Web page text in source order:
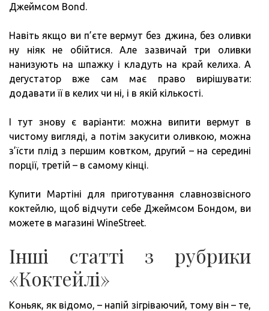
Джеймсом Bond.
Навіть якщо ви п’єте вермут без джина, без оливки
ну ніяк не обійтися. Але зазвичай три оливки
нанизують на шпажку і кладуть на край келиха. А
дегустатор вже сам має право вирішувати:
додавати її в келих чи ні, і в якій кількості.
І тут знову є варіанти: можна випити вермут в
чистому вигляді, а потім закусити оливкою, можна
з’їсти плід з першим ковтком, другий – на середині
порції, третій – в самому кінці.
Купити Мартіні для приготування славнозвісного
коктейлю, щоб відчути себе Джеймсом Бондом, ви
можете в магазині WineStreet.
Інші статті з рубрики
«Коктейлі»
Коньяк, як відомо, – напій зігріваючий, тому він – те,